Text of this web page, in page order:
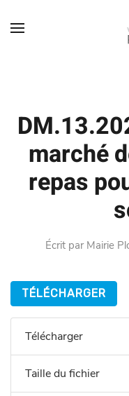
marché
repas
Écrit par Mairie
TÉLÉCHARGER
Télécharger
Taille du fichier